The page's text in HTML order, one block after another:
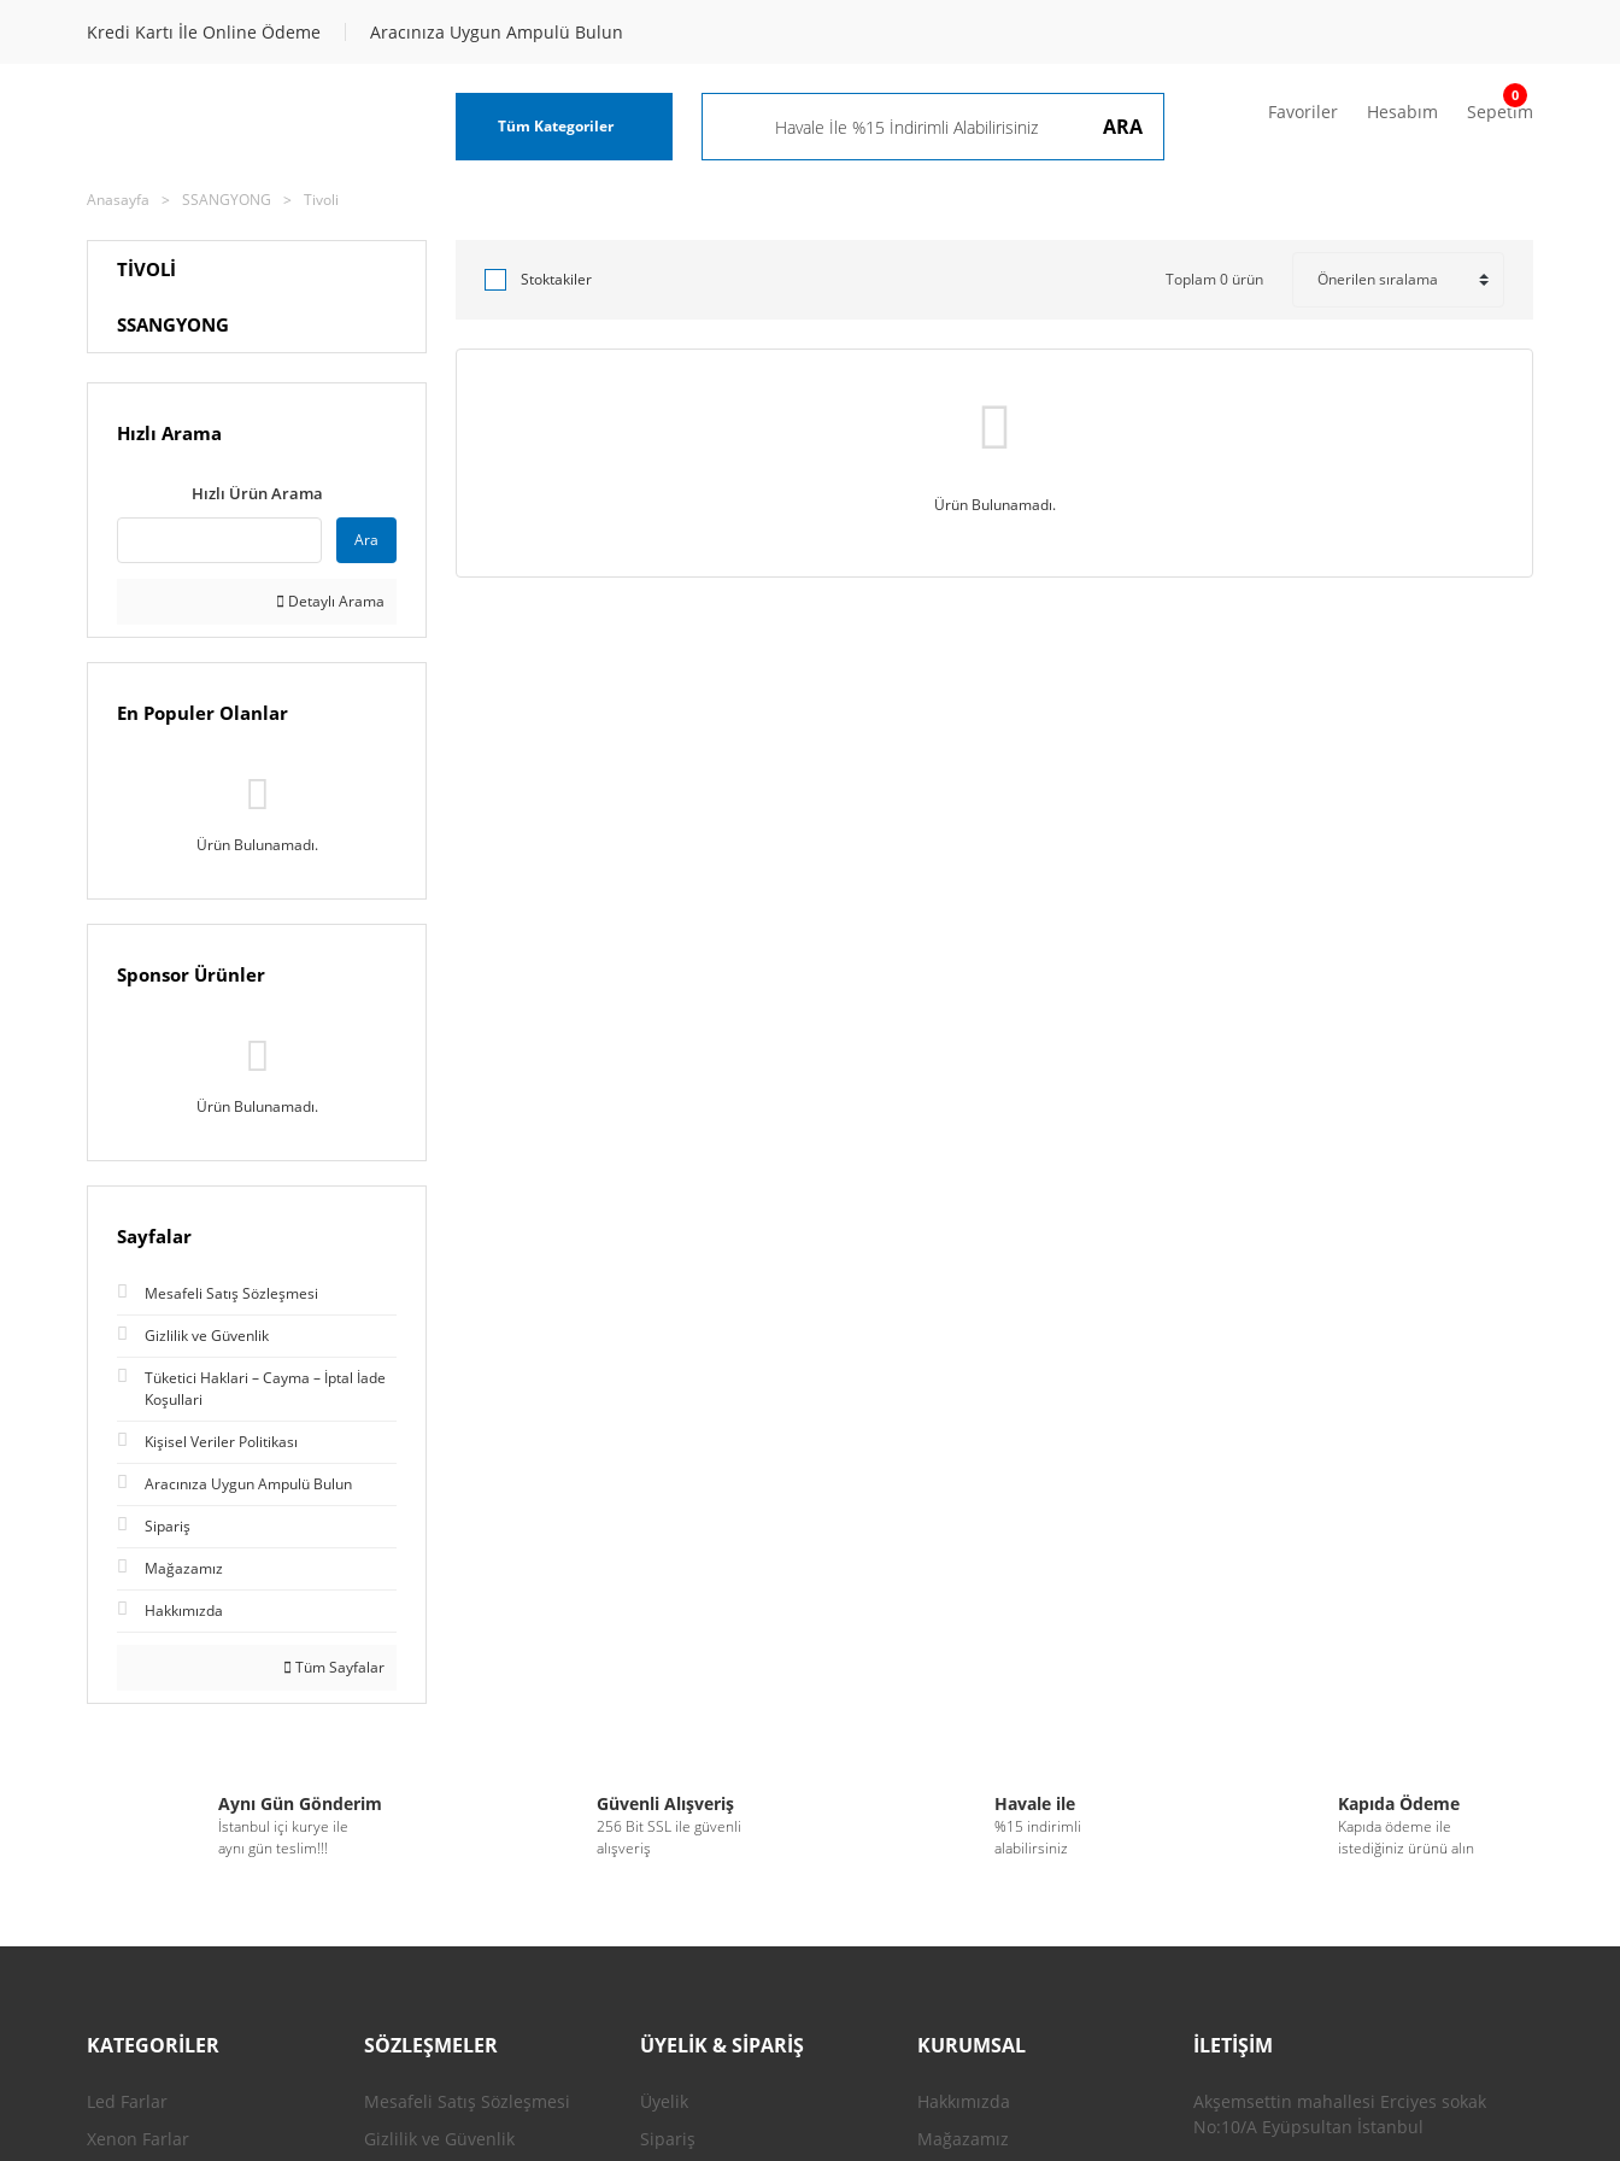
Kredi Kartı İle Online Ödeme Aracınıza Uygun Ampulü Bulun
Tüm Kategoriler ARA
Favoriler Hesabım
0
Sepetim
Anasayfa SSANGYONG Tivoli
TIVOLI
SSANGYONG
Hızlı Arama
Hızlı Ürün Arama
Ara
Detaylı Arama
En Populer Olanlar
Ürün Bulunamadı.
Sponsor Ürünler
Ürün Bulunamadı.
Sayfalar
Mesafeli Satış Sözleşmesi
Gizlilik ve Güvenlik
Tüketici Haklari – Cayma – İptal İade
Koşullari
Kişisel Veriler Politikası
Aracınıza Uygun Ampulü Bulun
Sipariş
Mağazamız
Hakkımızda
Tüm Sayfalar
Stoktakiler Toplam 0 ürün
Ürün Bulunamadı.
Aynı Gün Gönderim
İstanbul içi kurye ile
aynı gün teslim!!!
Güvenli Alışveriş
256 Bit SSL ile güvenli
alışveriş
Havale ile
%15 indirimli
alabilirsiniz
Kapıda Ödeme
Kapıda ödeme ile
istediğiniz ürünü alın
KATEGORİLER
Led Farlar
Xenon Farlar
SÖZLEŞMELER
Mesafeli Satış Sözleşmesi
Gizlilik ve Güvenlik
ÜYELİK & SİPARİŞ
Üyelik
Sipariş
KURUMSAL
Hakkımızda
Mağazamız
İLETİŞİM
Akşemsettin mahallesi Erciyes sokak
No:10/A Eyüpsultan İstanbul